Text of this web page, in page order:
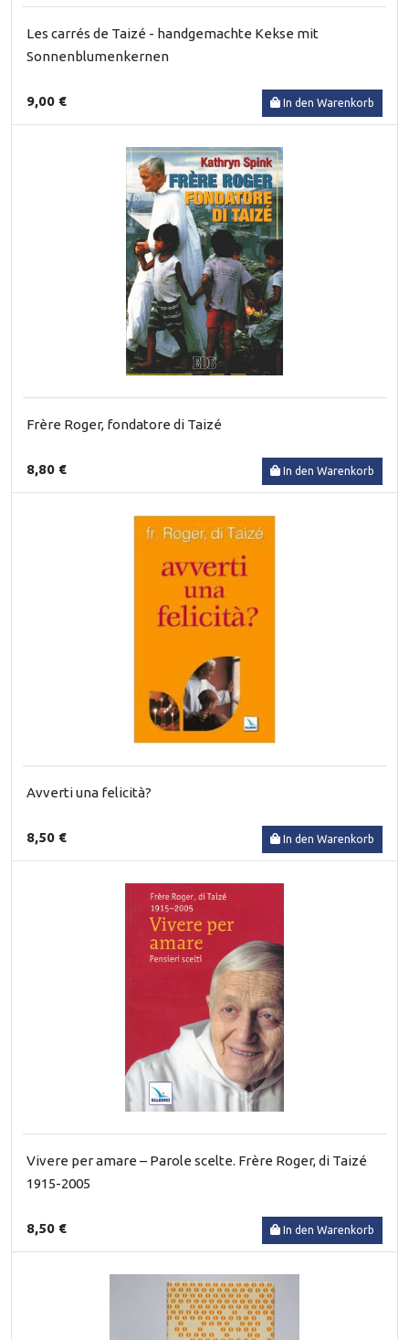
Les carrés de Taizé - handgemachte Kekse mit
Sonnenblumenkernen
9,00 € In den Warenkorb
Frère Roger, fondatore di Taizé
8,80 € In den Warenkorb
Avverti una felicità?
8,50 € In den Warenkorb
Vivere per amare – Parole scelte. Frère Roger, di Taizé
1915-2005
8,50 € In den Warenkorb